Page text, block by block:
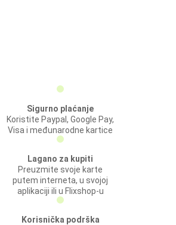
Sigurno plaćanje
Koristite Paypal, Google Pay,
Visa i međunarodne kartice
Lagano za kupiti
Preuzmite svoje karte
putem interneta, u svojoj
aplikaciji ili u Flixshop-u
Korisnička podrška